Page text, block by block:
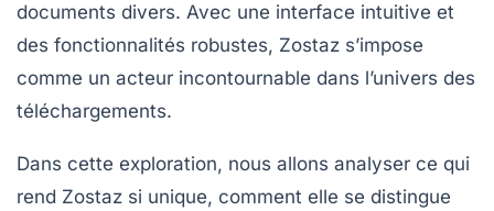
documents divers. Avec une interface intuitive et
des fonctionnalités robustes, Zostaz s’impose
comme un acteur incontournable dans l’univers des
téléchargements.
Dans cette exploration, nous allons analyser ce qui
rend Zostaz si unique, comment elle se distingue